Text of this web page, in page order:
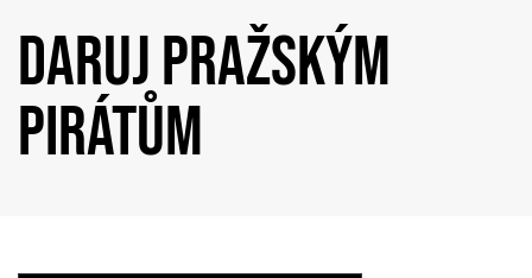
DARUJ PRAŽSKÝM
PIRÁTŮM